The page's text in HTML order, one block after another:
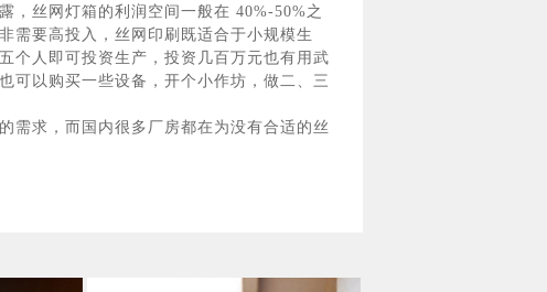
，丝网灯箱的利润空间一般在 40%-50%之
需要高投入，丝网印刷既适合于小规模生
个人即可投资生产，投资几百万元也有用武
可以购买一些设备，开个小作坊，做二、三
需求，而国内很多厂房都在为没有合适的丝